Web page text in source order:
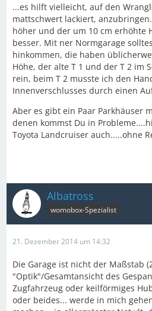
...es hilft vielleicht, auf den
mattschwert lackiert,
höher und der um 10 cm erhöhte
besser. Mit ner Normgarage
hinkommen, die haben
Höhe, der alte T 1 und der T 2 im
rein, beim T 2 musste ich den
Innenverschlusses durch einen
Aber es gibt ein Paar Parkhäuser
denen kommst Du in
Toyota Landcruiser auch.....ohne
Albatross
womobox-Spezialist
21. Dezember 2014 um 14:32
Die Garage ist nicht der Maßstab
"Optik"/Gesamtansicht des
Zugfahrzeug oder keilförmiges
oder beides... werde in mich